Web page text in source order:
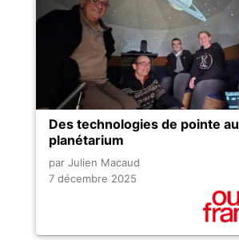
Des technologies de pointe au
planétarium
par Julien Macaud
7 décembre 2025